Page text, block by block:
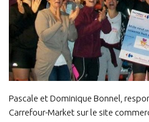
Pascale et Dominique Bonnel,
Carrefour-Market sur le site